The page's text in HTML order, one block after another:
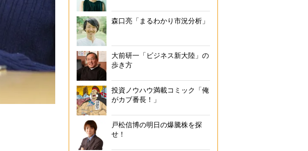
森口亮「まるわかり市況分析」
大前研一「ビジネス新大陸」の
歩き方
投資ノウハウ満載コミック「俺
がカブ番長！」
戸松信博の明日の爆騰株を探
せ！